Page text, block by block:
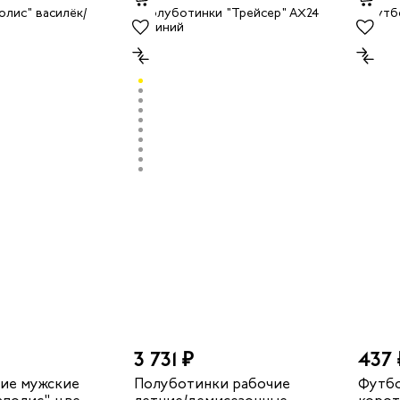
мужские
3 731 ₽
Полуботинки рабочие
437